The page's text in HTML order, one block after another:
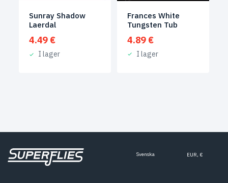
Sunray Shadow
Laerdal
4.49 €
I lager
Frances White
Tungsten Tub
4.89 €
I lager
Svenska EUR, €